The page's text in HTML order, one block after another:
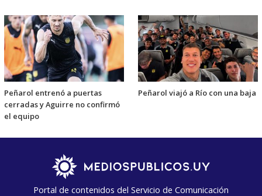
Peñarol entrenó a puertas
cerradas y Aguirre no confirmó
el equipo
Peñarol viajó a Río con una baja
Portal de contenidos del Servicio de Comunicación